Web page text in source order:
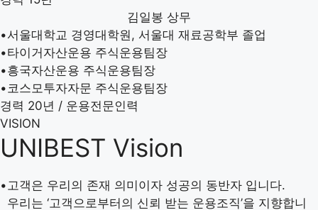
김일봉 상무
•서울대학교 경영대학원, 서울대 재료공학부 졸업
•타이거자산운용 주식운용팀장
•흥국자산운용 주식운용팀장
• 코스모투자자문 주식운용팀장
경력 20년 / 운용전문인력
VISION
UNIBEST Vision
• 고객은 우리의 존재 의미이자 성공의 동반자 입니다.
우리는 ‘고객으로부터의 신뢰 받는 운용조직’을 지향합니